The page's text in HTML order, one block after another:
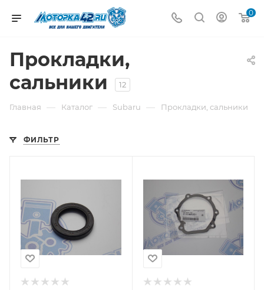
0
Прокладки,
сальники
12
Главная — Каталог — Subaru — Прокладки, сальники
ФИЛЬТР